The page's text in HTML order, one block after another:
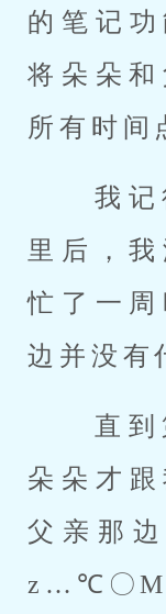
的笔记
将朵朵
所有时间
里后，
忙了一
边并没有
朵朵才
父亲那
z…℃〇M